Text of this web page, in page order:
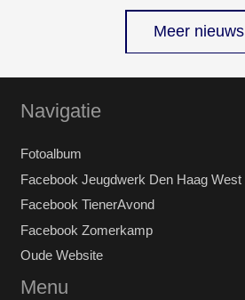
Meer nieuws
Navigatie
Fotoalbum
Facebook Jeugdwerk Den Haag West
Facebook TienerAvond
Facebook Zomerkamp
Oude Website
Menu